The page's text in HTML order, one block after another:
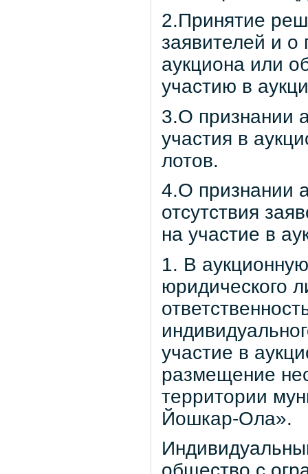
2.Принятие
заявителей и о
аукциона или
участию в
3.О признании
участия в
лотов.
4.О признании
отсутствия
на участие в
1. В
юридического
участие в
размещение
территории
Йошкар-Ола».